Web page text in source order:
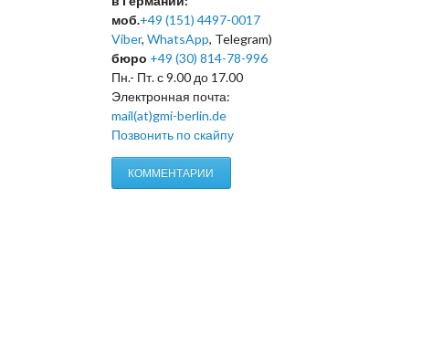
моб.+49 (151) 4497-0017
Viber, WhatsApp, Telegram)
бюро +49 (30) 814-78-996
Пн.- Пт. с 9.00 до 17.00
Электронная почта:
mail(at)gmi-berlin.de
Позвонить по скайпу
КОММЕНТАРИИ